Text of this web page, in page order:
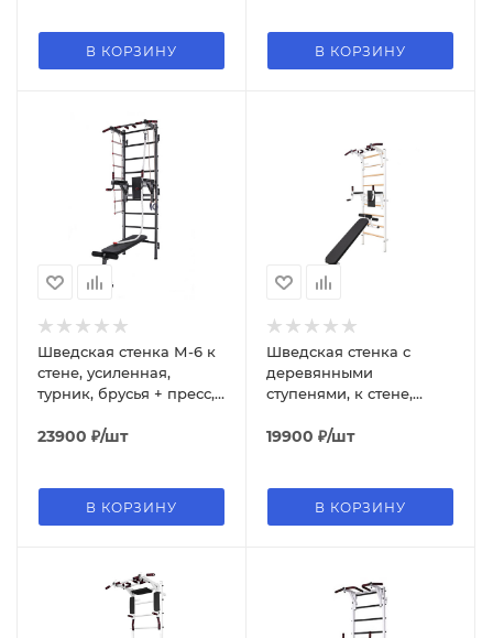
В КОРЗИНУ В КОРЗИНУ
Шведская стенка М-6 к
стене, усиленная,
турник, брусья + пресс,
лестница
23900 ₽/шт
В КОРЗИНУ
Шведская стенка с
деревянными
ступенями, к стене,
скамья
19900 ₽/шт
В КОРЗИНУ